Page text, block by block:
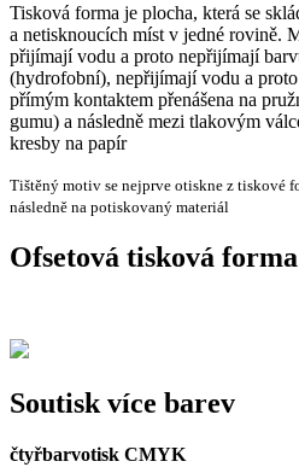
Tisková forma je plocha, která se
a netisknoucích míst v jedné rovině.
přijímají vodu a proto nepřijímají
(hydrofobní), nepřijímají vodu a
přímým kontaktem přenášena na
gumu) a následně mezi tlakovým
kresby na papír
Tištěný motiv se nejprve otiskne z tiskové
následně na potiskovaný materiál
Ofsetová tisková forma
Soutisk více barev
čtyřbarvotisk CMYK